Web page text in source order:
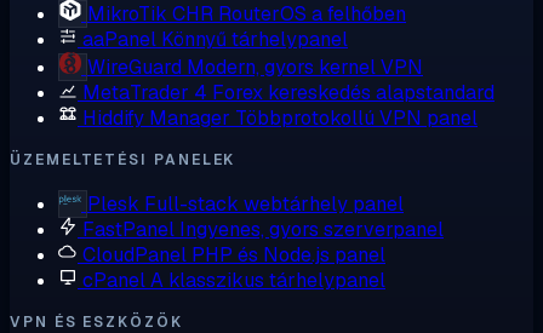
MikroTik CHR RouterOS a felhőben
aaPanel Könnyű tárhelypanel
WireGuard Modern, gyors kernel VPN
MetaTrader 4 Forex kereskedés alapstandard
Hiddify Manager Többprotokollú VPN panel
ÜZEMELTETÉSI PANELEK
Plesk Full-stack webtárhely panel
FastPanel Ingyenes, gyors szerverpanel
CloudPanel PHP és Node.js panel
cPanelA klasszikus tárhelypanel
VPN ÉS ESZKÖZÖK